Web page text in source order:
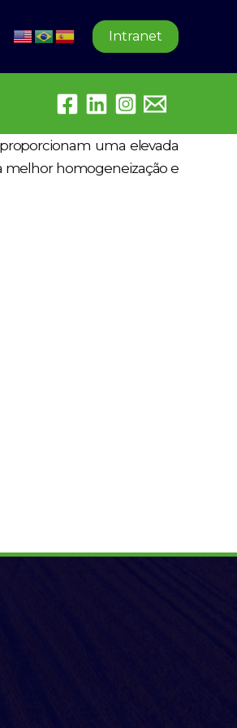
Intranet
uma elevada
melhor homogeneização e